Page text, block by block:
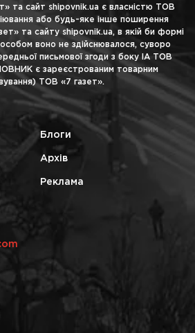
та сайт shipovnik.ua є власністю ТОВ
або будь-яке інше поширення
та сайту shipovnik.ua, в якій би формі
воно не здійснювалося, суворо
письмової згоди з боку ІА ТОВ
є зареєстрованим товарним
ТОВ «7 газет».
Блоги
Архів
Реклама